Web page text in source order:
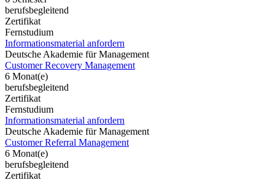
berufsbegleitend
Zertifikat
Fernstudium
Informationsmaterial anfordern
Deutsche Akademie für Management
Customer Recovery Management
6 Monat(e)
berufsbegleitend
Zertifikat
Fernstudium
Informationsmaterial anfordern
Deutsche Akademie für Management
Customer Referral Management
6 Monat(e)
berufsbegleitend
Zertifikat